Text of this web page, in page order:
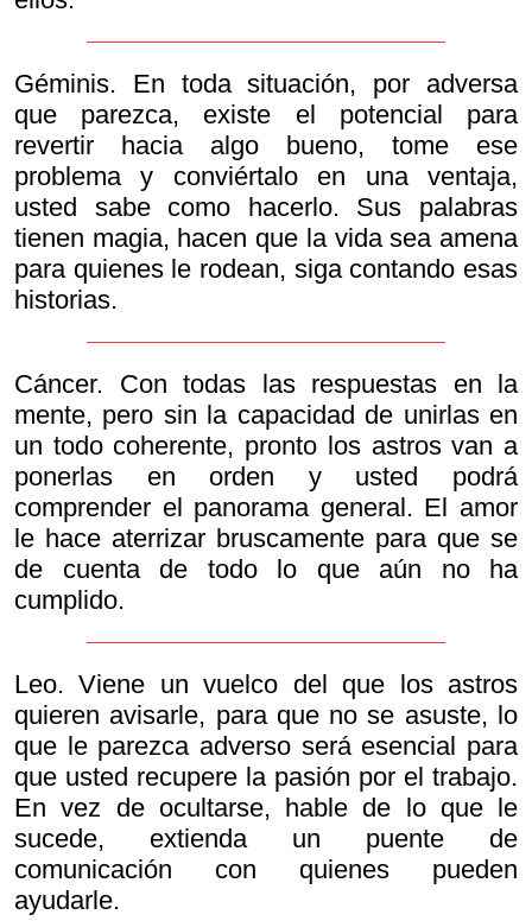
Géminis. En toda situación, por adversa
que parezca, existe el potencial para
revertir hacia algo bueno, tome ese
problema y conviértalo en una ventaja,
usted sabe como hacerlo. Sus palabras
tienen magia, hacen que la vida sea amena
para quienes le rodean, siga contando esas
historias.
Cáncer. Con todas las respuestas en la
mente, pero sin la capacidad de unirlas en
un todo coherente, pronto los astros van a
ponerlas en orden y usted podrá
comprender el panorama general. El amor
le hace aterrizar bruscamente para que se
de cuenta de todo lo que aún no ha
cumplido.
Leo. Viene un vuelco del que los astros
quieren avisarle, para que no se asuste, lo
que le parezca adverso será esencial para
que usted recupere la pasión por el trabajo.
En vez de ocultarse, hable de lo que le
sucede, extienda un puente de
comunicación con quienes pueden
ayudarle.